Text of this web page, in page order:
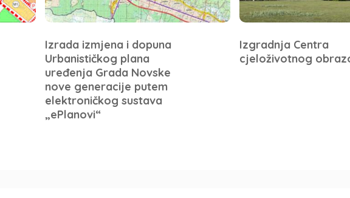
Izrada izmjena i dopuna
Urbanističkog plana
uređenja Grada Novske
nove generacije putem
elektroničkog sustava
„ePlanovi“
Izgradnja Centra
cjeloživotnog